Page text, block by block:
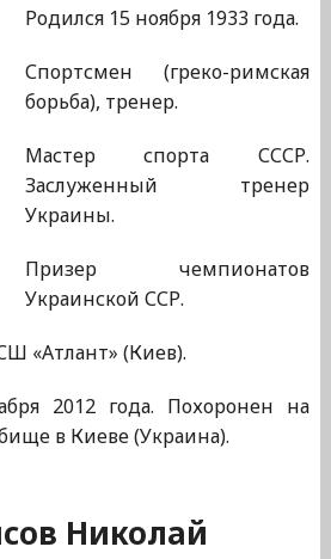
Родился 15 ноября 1933 года.
Спортсмен (греко-римская
борьба), тренер.
Мастер спорта СССР.
Заслуженный тренер
Украины.
Призер чемпионатов
Украинской ССР.
«Атлант» (Киев).
2012 года. Похоронен на
в Киеве (Украина).
Николай